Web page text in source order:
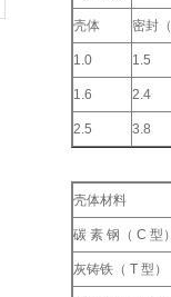
壳体 密封
1.0 1.5
1.6 2.4
2.5 3.8
壳体材料
碳 素 钢（ C 型
灰铸铁（ T 型）